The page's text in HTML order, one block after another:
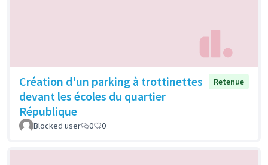
Création d'un parking à trottinettes
devant les écoles du quartier
République
Retenue
Blocked user 0 0